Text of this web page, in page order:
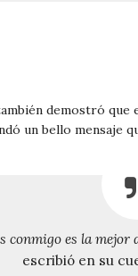
demostró que
un bello mensaje
conmigo es la mejor
escribió en su